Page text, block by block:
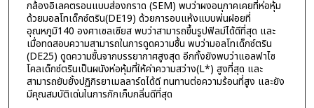
กล้องอิเลคตรอนแบบส่องกราด (SEM) พบว่าผงอนุภาคเคยที่ห่อหุ้ม
ด้วยมอลโทเด็กซ์ตริน(DE19) ด้วยการอบแห้งแบบพ่นฝอยที่
อุณหภูมิ140 องศาเซลเซียส พบว่าสามารถขึ้นรูปฟิลม์ได้ดีที่สุด และ
เมื่อทดสอบความสามารถในการดูดความชื้น พบว่ามอลโทเด็กซ์ตริน
(DE25) ดูดความชื้นจากบรรยากาศสูงสุด อีกทั้งยังพบว่าแอลฟาไซ
โคลเด็กซ์ตรินเป็นผนังห่อหุ้มที่ให้ค่าความสว่าง(L*) สูงที่สุด และ
สามารถยับยั้งปฏิกิรยาเมลลาร์ดได้ดี ทนทานต่อความร้อนที่สูง และยัง
มีคุณสมบัติเด่นในการกักเก็บกลิ่นดีที่สุด